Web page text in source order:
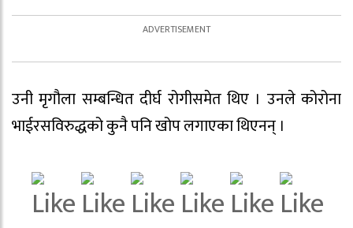
उनी मृगौला सम्बन्धित दीर्घ रोगीसमेत थिए । उनले कोरोना
भाईरसविरुद्धको कुनै पनि खोप लगाएका थिएनन् ।